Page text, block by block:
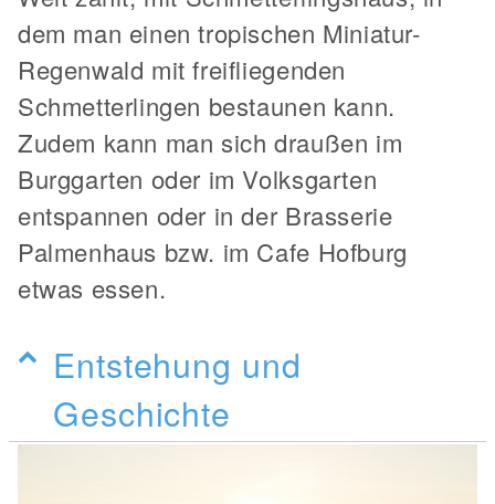
dem man einen tropischen Miniatur-
Regenwald mit freifliegenden
Schmetterlingen bestaunen kann.
Zudem kann man sich draußen im
Burggarten oder im Volksgarten
entspannen oder in der Brasserie
Palmenhaus bzw. im Cafe Hofburg
etwas essen.
Entstehung und
Geschichte